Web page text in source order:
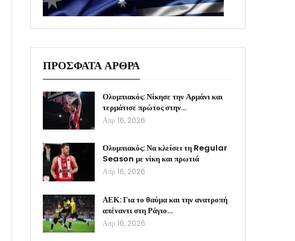
ΠΡΟΣΦΑΤΑ ΑΡΘΡΑ
Ολυμπιακός: Νίκησε την Αρμάνι και
τερμάτισε πρώτος στην…
Απρ 16, 2026
Ολυμπιακός: Να κλείσει τη Regular
Season με νίκη και πρωτιά
Απρ 16, 2026
ΑΕΚ: Για το θαύμα και την ανατροπή
απέναντι στη Ράγιο…
Απρ 16, 2026